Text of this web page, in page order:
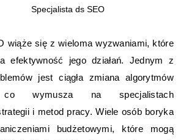
Specjalista ds SEO
wiąże się z wieloma wyzwaniami, które
efektywność jego działań. Jednym z
jest ciągła zmiana algorytmów
co wymusza na specjalistach
i metod pracy. Wiele osób boryka
budżetowymi, które mogą